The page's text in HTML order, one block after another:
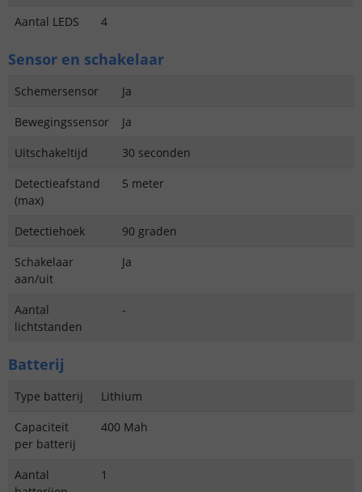
Aantal LEDS
4
Sensor en schakelaar
Schemersensor
Ja
Bewegingssensor
Ja
Uitschakeltijd
30 seconden
Detectieafstand
(max)
5 meter
Detectiehoek
90 graden
Schakelaar
aan/uit
Ja
Aantal
lichtstanden
-
Batterij
Type batterij
Lithium
Capaciteit
per batterij
400 Mah
Aantal
1